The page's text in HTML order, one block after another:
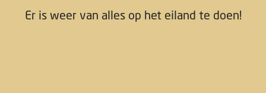
Er is weer van alles op het eiland te doen!